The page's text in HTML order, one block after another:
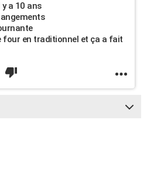
a 10 ans
four en traditionnel et ça a fait